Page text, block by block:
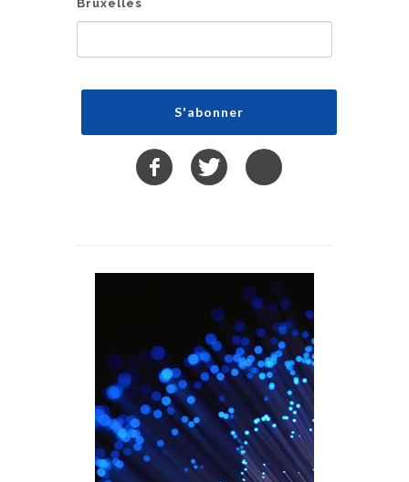
Bruxelles